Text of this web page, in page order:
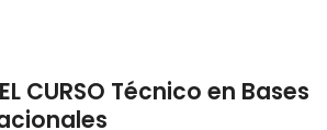
CURSO Técnico en Bases